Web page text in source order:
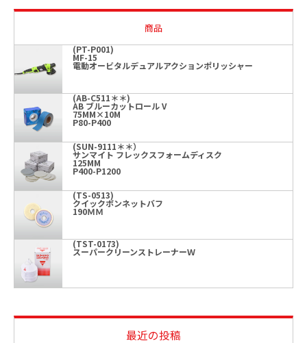
商品
(PT-P001)
MF-15
電動オービタルデュアルアクションポリッシャー
(AB-C511＊＊)
AB ブルーカットロール V
75MM×10M
P80-P400
(SUN-9111＊＊）
サンマイト フレックスフォームディスク
125MM
P400-P1200
(TS-0513)
クイックボンネットバフ
190ＭＭ
(TST-0173)
スーパークリーンストレーナーＷ
最近の投稿